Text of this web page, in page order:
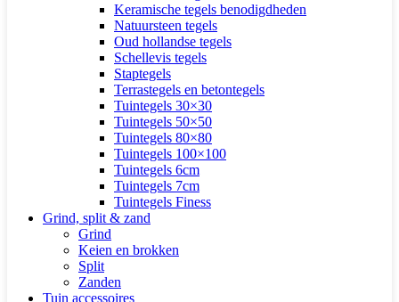
Keramische tegels benodigdheden
Natuursteen tegels
Oud hollandse tegels
Schellevis tegels
Staptegels
Terrastegels en betontegels
Tuintegels 30×30
Tuintegels 50×50
Tuintegels 80×80
Tuintegels 100×100
Tuintegels 6cm
Tuintegels 7cm
Tuintegels Finess
Grind, split & zand
Grind
Keien en brokken
Split
Zanden
Tuin accessoires